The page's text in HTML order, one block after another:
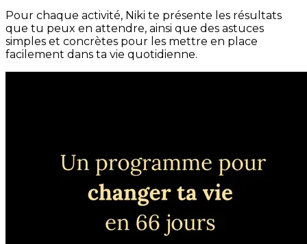
Pour chaque activité, Niki te présente les résultats
que tu peux en attendre, ainsi que des astuces
simples et concrètes pour les mettre en place
facilement dans ta vie quotidienne.